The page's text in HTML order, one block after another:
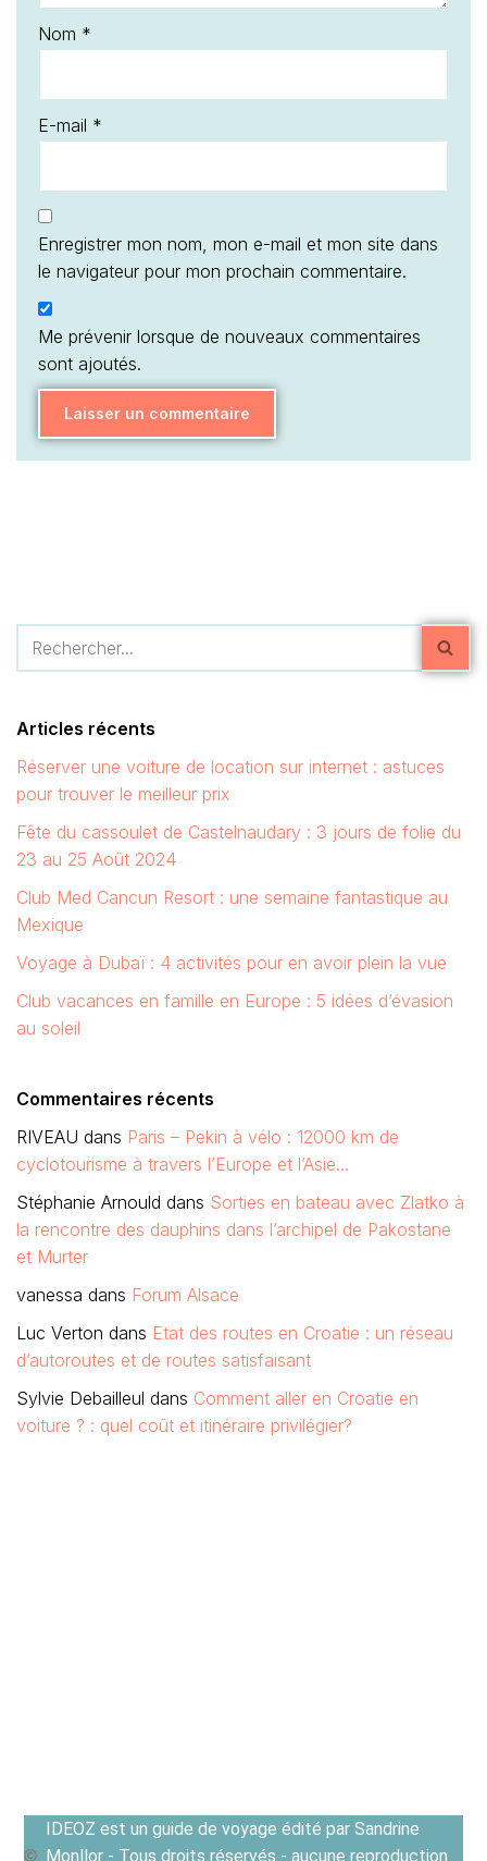
Nom *
E-mail *
Enregistrer mon nom, mon e-mail et mon site dans
le navigateur pour mon prochain commentaire.
Me prévenir lorsque de nouveaux commentaires
sont ajoutés.
Articles récents
Réserver une voiture de location sur internet : astuces
pour trouver le meilleur prix
Fête du cassoulet de Castelnaudary : 3 jours de folie du
23 au 25 Août 2024
Club Med Cancun Resort : une semaine fantastique au
Mexique
Voyage à Dubaï : 4 activités pour en avoir plein la vue
Club vacances en famille en Europe : 5 idées d’évasion
au soleil
Commentaires récents
RIVEAU dans Paris – Pekin à vélo : 12000 km de
cyclotourisme à travers l’Europe et l’Asie…
Stéphanie Arnould dans Sorties en bateau avec Zlatko à
la rencontre des dauphins dans l’archipel de Pakostane
et Murter
vanessa dans Forum Alsace
Luc Verton dans Etat des routes en Croatie : un réseau
d’autoroutes et de routes satisfaisant
Sylvie Debailleul dans Comment aller en Croatie en
voiture ? : quel coût et itinéraire privilégier?
IDEOZ est un guide de voyage édité par Sandrine
Monllor - Tous droits réservés - aucune reproduction